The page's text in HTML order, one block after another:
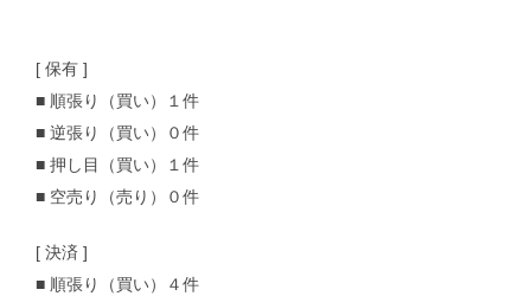
[ 保有 ]
■ 順張り（買い）１件
■ 逆張り（買い）０件
■ 押し目（買い）１件
■ 空売り（売り）０件
[ 決済 ]
■ 順張り（買い）４件